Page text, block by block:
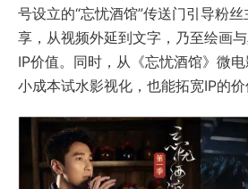
号设立的“忘忧酒馆”传送门引导粉
享，从视频外延到文字，乃至绘画
IP价值。同时，从《忘忧酒馆》微
小成本试水影视化，也能拓宽IP的价